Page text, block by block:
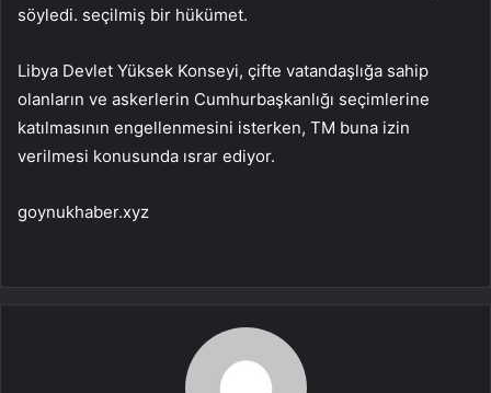
söyledi. seçilmiş bir hükümet.
Libya Devlet Yüksek Konseyi, çifte vatandaşlığa sahip
olanların ve askerlerin Cumhurbaşkanlığı seçimlerine
katılmasının engellenmesini isterken, TM buna izin
verilmesi konusunda ısrar ediyor.
goynukhaber.xyz